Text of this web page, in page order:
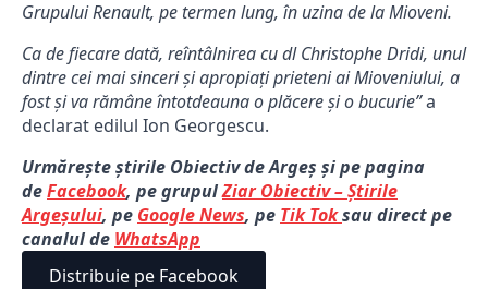
Grupului Renault, pe termen lung, în uzina de la Mioveni.
Ca de fiecare dată, reîntâlnirea cu dl Christophe Dridi, unul
dintre cei mai sinceri și apropiați prieteni ai Mioveniului, a
fost și va rămâne întotdeauna o plăcere și o bucurie”a
declarat edilul Ion Georgescu.
Urmărește știrile Obiectiv de Argeș și pe pagina
deFacebook, pe grupulZiar Obiectiv – Știrile
Argeșului, pe Google News, pe Tik Toksau direct pe
canalul de WhatsApp
Distribuie pe Facebook